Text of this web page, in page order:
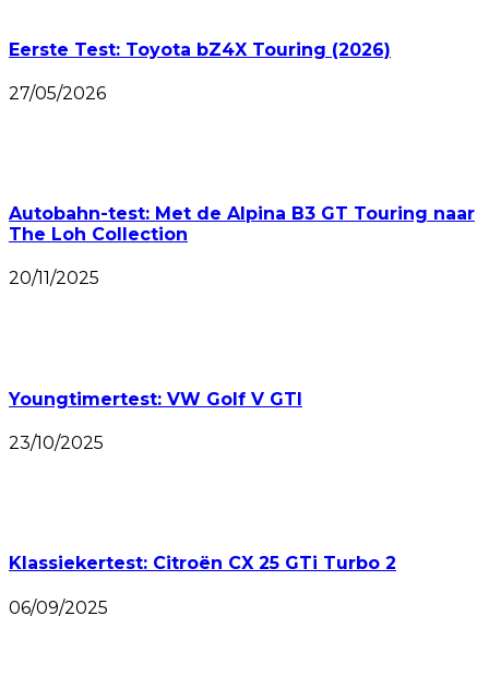
Eerste Test: Toyota bZ4X Touring (2026)
27/05/2026
Autobahn-test: Met de Alpina B3 GT Touring naar
The Loh Collection
20/11/2025
Youngtimertest: VW Golf V GTI
23/10/2025
Klassiekertest: Citroën CX 25 GTi Turbo 2
06/09/2025